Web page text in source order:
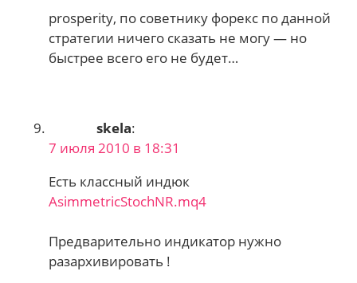
prosperity, по советнику форекс по данной
стратегии ничего сказать не могу — но
быстрее всего его не будет…
skela:
7 июля 2010 в 18:31
Есть классный индюк
AsimmetricStochNR.mq4
Предварительно индикатор нужно
разархивировать !